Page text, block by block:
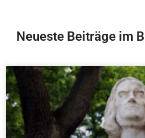
Neueste Beiträge im